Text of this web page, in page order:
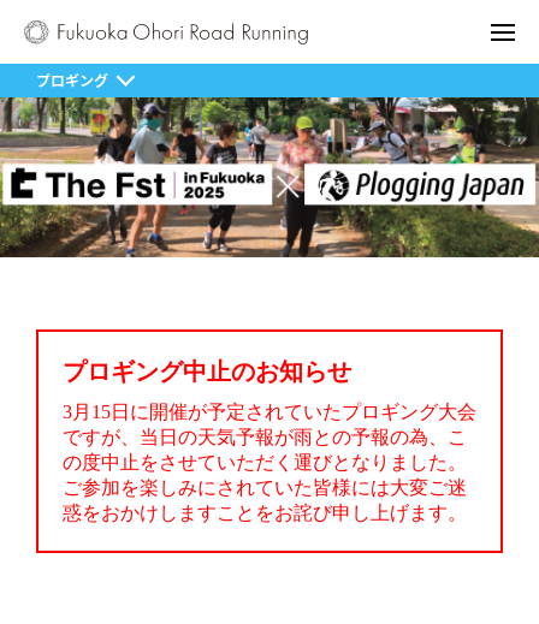
プロギング
プロギング中止のお知らせ
3月15日に開催が予定されていたプロギング大会
ですが、当日の天気予報が雨との予報の為、こ
の度中止をさせていただく運びとなりました。
ご参加を楽しみにされていた皆様には大変ご迷
惑をおかけしますことをお詫び申し上げます。